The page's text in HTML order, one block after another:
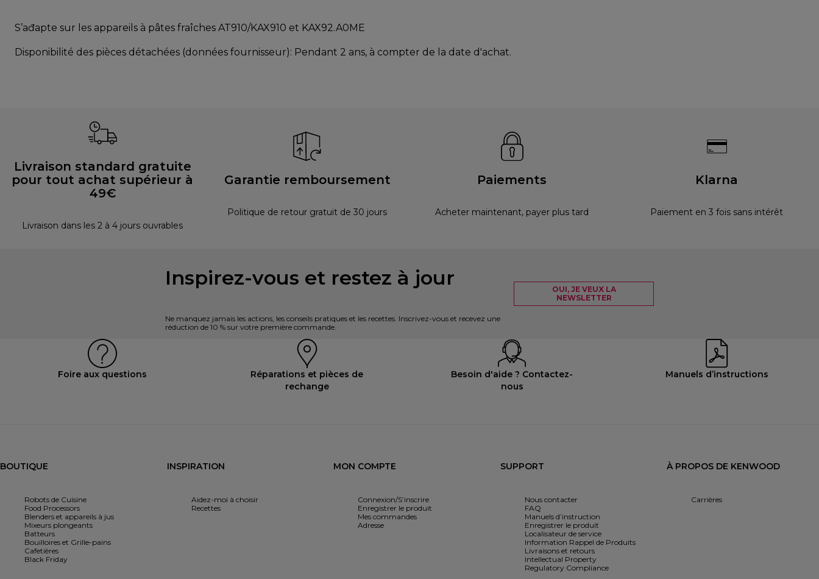
S’ađapte sur les appareils à pâtes fraîches AT910/KAX910 et KAX92.A0ME
Disponibilité des pièces détachées (données fournisseur): Pendant 2 ans, à compter de la date d'achat.
Livraison standard gratuite
pour tout achat supérieur à
49€
Livraison dans les 2 à 4 jours ouvrables
Garantie remboursement
Politique de retour gratuit de 30 jours
Paiements
Acheter maintenant, payer plus tard
Klarna
Paiement en 3 fois sans intérêt
Inspirez-vous et restez à jour
Ne manquez jamais les actions, les conseils pratiques et les recettes. Inscrivez-vous et recevez une
réduction de 10 % sur votre première commande.
OUI, JE VEUX LA
NEWSLETTER
Foire aux questions
Réparations et pièces de
rechange
Besoin d'aide ? Contactez-
nous
Manuels d’instructions
BOUTIQUE
Robots de Cuisine
Food Processors
Blenders et appareils à jus
Mixeurs plongeants
Batteurs
Bouilloires et Grille-pains
Cafetières
Black Friday
INSPIRATION
Aidez-moi à choisir
Recettes
MON COMPTE
Connexion/S’inscrire
Enregistrer le produit
Mes commandes
Adresse
SUPPORT
Nous contacter
FAQ
Manuels d’instruction
Enregistrer le produit
Localisateur de service
Information Rappel de Produits
Livraisons et retours
Intellectual Property
Regulatory Compliance
À PROPOS DE KENWOOD
Carrières